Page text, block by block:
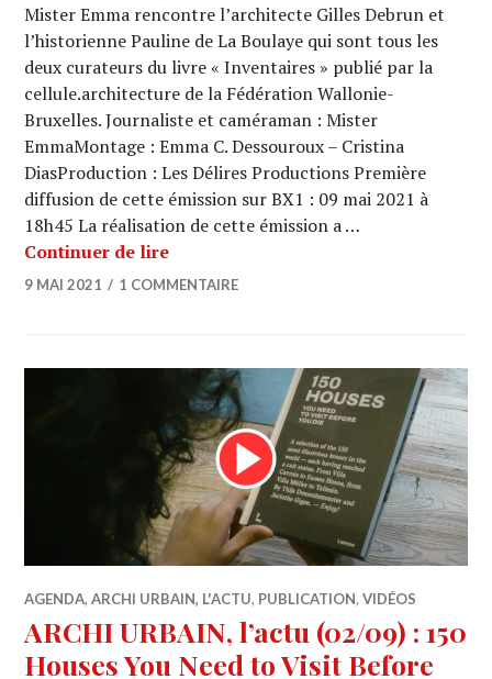
Mister Emma rencontre l’architecte Gilles Debrun et
l’historienne Pauline de La Boulaye qui sont tous les
deux curateurs du livre « Inventaires » publié par la
cellule.architecture de la Fédération Wallonie-
Bruxelles. Journaliste et caméraman : Mister
EmmaMontage : Emma C. Dessouroux – Cristina
DiasProduction : Les Délires Productions Première
diffusion de cette émission sur BX1 : 09 mai 2021 à
18h45 La réalisation de cette émission a …
Continuer de lireARCHI URBAIN (15/32) : Inventaires
9 MAI 2021 1 COMMENTAIRE
AGENDA,ARCHI URBAIN, L'ACTU, PUBLICATION,VIDÉOS
ARCHI URBAIN, l’actu (02/09) : 150
Houses You Need to Visit Before